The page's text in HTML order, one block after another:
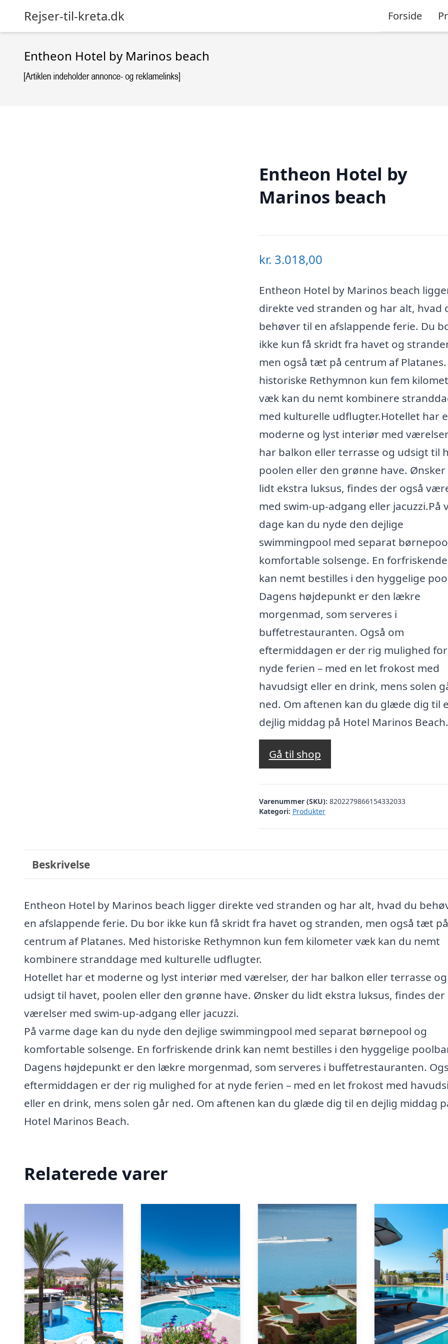
Rejser-til-kreta.dk Forside
Entheon Hotel by Marinos beach
Entheon Hotel by
Marinos beach
kr. 3.018,00
Entheon Hotel by Marinos beach
direkte ved stranden og har alt, hvad
behøver til en afslappende ferie. Du
ikke kun få skridt fra havet og
men også tæt på centrum af
historiske Rethymnon kun fem
væk kan du nemt kombinere
med kulturelle udflugter.Hotellet har
moderne og lyst interiør med
har balkon eller terrasse og udsigt til
poolen eller den grønne have. Ønsker
lidt ekstra luksus, findes der også
med swim-up-adgang eller jacuzzi.På
dage kan du nyde den dejlige
swimmingpool med separat
komfortable solsenge. En
kan nemt bestilles i den hyggelige
Dagens højdepunkt er den lækre
morgenmad, som serveres i
buffetrestauranten. Også om
eftermiddagen er der rig mulighed
nyde ferien – med en let frokost med
havudsigt eller en drink, mens solen
ned. Om aftenen kan du glæde dig til
dejlig middag på Hotel Marinos Beach.
Gå til shop
Varenummer (SKU): 8202279866154332033
Kategori: Produkter
Beskrivelse
Entheon Hotel by Marinos beach ligger direkte ved stranden og har alt, hvad du
en afslappende ferie. Du bor ikke kun få skridt fra havet og stranden, men også tæt på
centrum af Platanes. Med historiske Rethymnon kun fem kilometer væk kan du nemt
kombinere stranddage med kulturelle udflugter.
Hotellet har et moderne og lyst interiør med værelser, der har balkon eller terrasse og
udsigt til havet, poolen eller den grønne have. Ønsker du lidt ekstra luksus, findes der
værelser med swim-up-adgang eller jacuzzi.
På varme dage kan du nyde den dejlige swimmingpool med separat børnepool og
komfortable solsenge. En forfriskende drink kan nemt bestilles i den hyggelige
Dagens højdepunkt er den lækre morgenmad, som serveres i buffetrestauranten.
eftermiddagen er der rig mulighed for at nyde ferien – med en let frokost med
eller en drink, mens solen går ned. Om aftenen kan du glæde dig til en dejlig middag
Hotel Marinos Beach.
Relaterede varer